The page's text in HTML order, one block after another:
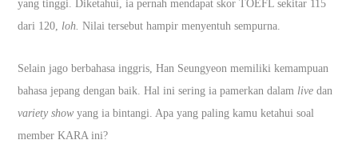
yang tinggi. Diketahui, ia pernah mendapat skor TOEFL sekitar 115
dari 120, loh.Nilai tersebut hampir menyentuh sempurna.
Selain jago berbahasa inggris, Han Seungyeon memiliki kemampuan
bahasa jepang dengan baik. Hal ini sering ia pamerkan dalam live dan
variety showyang ia bintangi. Apa yang paling kamu ketahui soal
member KARA ini?